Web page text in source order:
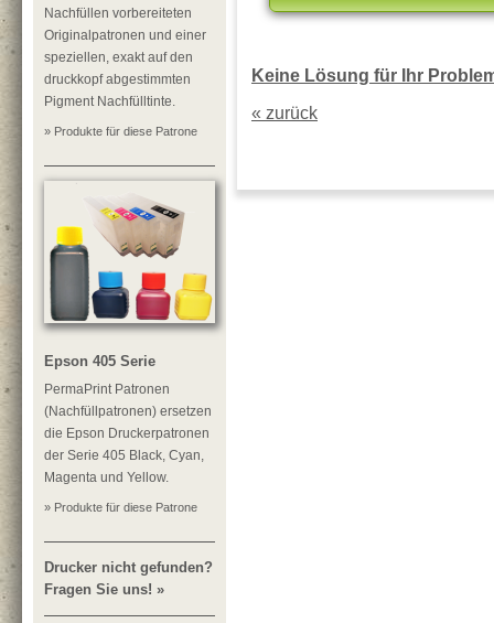
Nachfüllen vorbereiteten
Originalpatronen und einer
speziellen, exakt auf den
druckkopf abgestimmten
Pigment Nachfülltinte.
» Produkte für diese Patrone
Epson 405 Serie
PermaPrint Patronen
(Nachfüllpatronen) ersetzen
die Epson Druckerpatronen
der Serie 405 Black, Cyan,
Magenta und Yellow.
» Produkte für diese Patrone
Drucker nicht gefunden?
Fragen Sie uns! »
Keine Lösung für Ihr
« zurück